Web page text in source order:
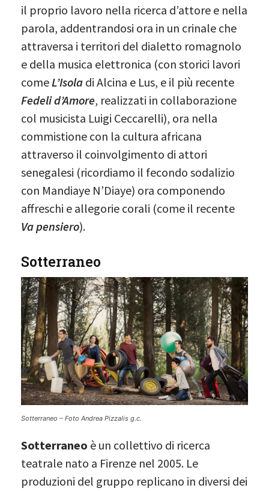
il proprio lavoro nella ricerca d’attore e nella
parola, addentrandosi ora in un crinale che
attraversa i territori del dialetto romagnolo
e della musica elettronica (con storici lavori
come L’Isola di Alcina e Lus, e il più recente
Fedeli d’Amore, realizzati in collaborazione
col musicista Luigi Ceccarelli), ora nella
commistione con la cultura africana
attraverso il coinvolgimento di attori
senegalesi (ricordiamo il fecondo sodalizio
con Mandiaye N’Diaye) ora componendo
affreschi e allegorie corali (come il recente
Va pensiero).
Sotterraneo
Sotterraneo – Foto Andrea Pizzalis g.c.
Sotterraneo è un collettivo di ricerca
teatrale nato a Firenze nel 2005. Le
produzioni del gruppo replicano in diversi dei